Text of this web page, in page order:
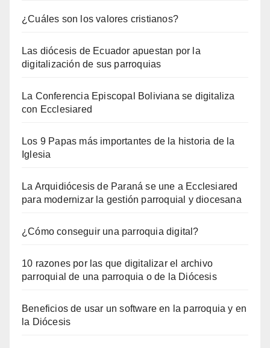
¿Cuáles son los valores cristianos?
Las diócesis de Ecuador apuestan por la
digitalización de sus parroquias
La Conferencia Episcopal Boliviana se digitaliza
con Ecclesiared
Los 9 Papas más importantes de la historia de la
Iglesia
La Arquidiócesis de Paraná se une a Ecclesiared
para modernizar la gestión parroquial y diocesana
¿Cómo conseguir una parroquia digital?
10 razones por las que digitalizar el archivo
parroquial de una parroquia o de la Diócesis
Beneficios de usar un software en la parroquia y en
la Diócesis